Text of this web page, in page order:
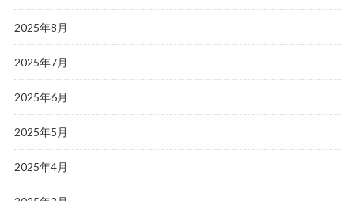
2025年8月
2025年7月
2025年6月
2025年5月
2025年4月